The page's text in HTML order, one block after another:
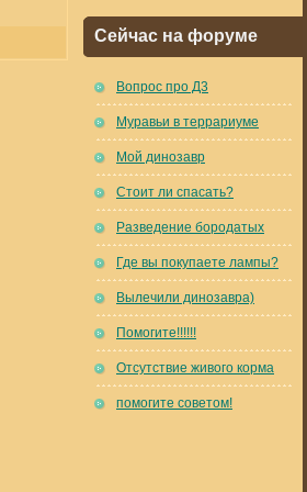
Сейчас на форуме
Вопрос про Д3
Муравьи в террариуме
Мой динозавр
Стоит ли спасать?
Разведение бородатых
Где вы покупаете лампы?
Вылечили динозавра)
Помогите!!!!!!
Отсутствие живого корма
помогите советом!